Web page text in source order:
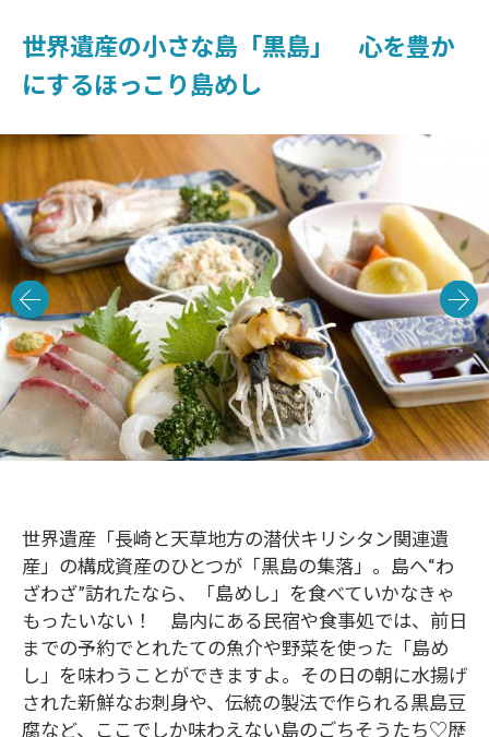
世界遺産の小さな島「黒島」 心を豊か
にするほっこり島めし
世界遺産「長崎と天草地方の潜伏キリシタン関連遺
産」の構成資産のひとつが「黒島の集落」。島へ“わ
ざわざ”訪れたなら、「島めし」を食べていかなきゃ
もったいない！ 島内にある民宿や食事処では、前日
までの予約でとれたての魚介や野菜を使った「島め
し」を味わうことができますよ。その日の朝に水揚げ
された新鮮なお刺身や、伝統の製法で作られる黒島豆
腐など、ここでしか味わえない島のごちそうたち♡歴